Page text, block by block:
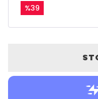
%39